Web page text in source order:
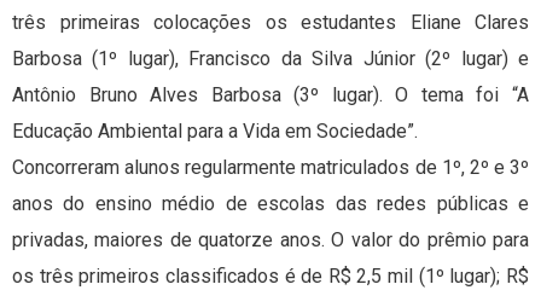
três primeiras colocações os estudantes Eliane Clares
Barbosa (1º lugar), Francisco da Silva Júnior (2º lugar) e
Antônio Bruno Alves Barbosa (3º lugar). O tema foi “A
Educação Ambiental para a Vida em Sociedade”.
Concorreram alunos regularmente matriculados de 1º, 2º e 3º
anos do ensino médio de escolas das redes públicas e
privadas, maiores de quatorze anos. O valor do prêmio para
os três primeiros classificados é de R$ 2,5 mil (1º lugar); R$